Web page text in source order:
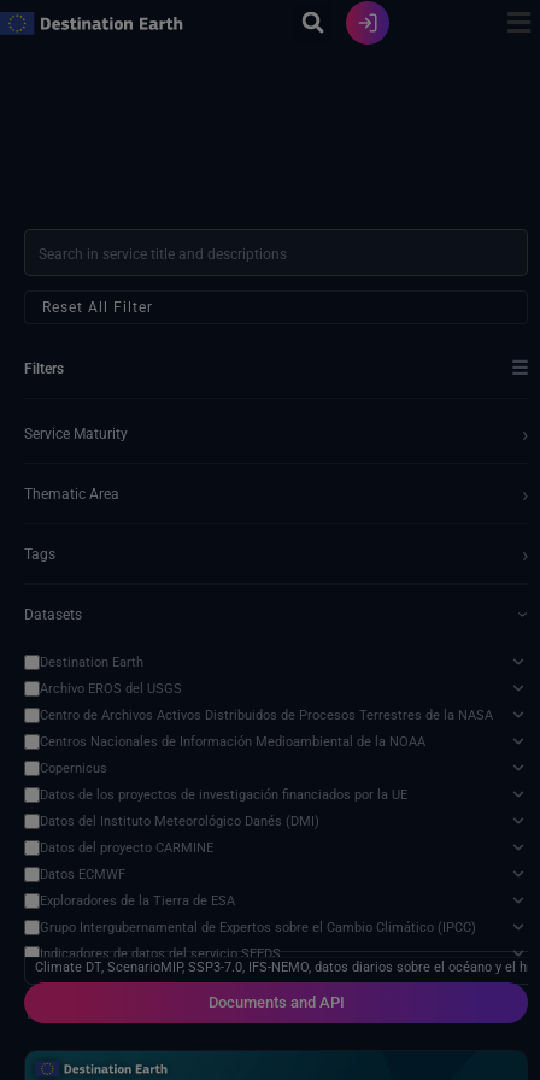
Ir
Reset All Filter
Filters ☰
Service Maturity ›
Thematic Area ›
Tags ›
Datasets ›
Destination Earth
Archivo EROS del USGS
Centro de Archivos Activos Distribuidos de Procesos Terrestres de la NASA
Centros Nacionales de Información Medioambiental de la NOAA
Copernicus
Datos de los proyectos de investigación financiados por la UE
Datos del Instituto Meteorológico Danés (DMI)
Datos del proyecto CARMINE
Datos ECMWF
Exploradores de la Tierra de ESA
Grupo Intergubernamental de Expertos sobre el Cambio Climático (IPCC)
Indicadores de datos del servicio SEEDS
Modelo de impacto del cambio climático
Organización de las Naciones Unidas para la Alimentación y la Agricultura
Proveedores externos
Documents and API
Climate DT, ScenarioMIP, SSP3-7.0, IFS-NEMO, datos diarios sobre el océano y el
1 service found